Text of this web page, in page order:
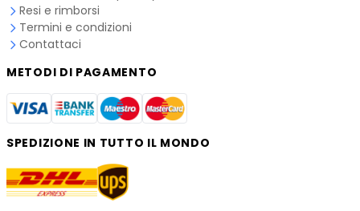
Resi e rimborsi
Termini e condizioni
Contattaci
METODI DI PAGAMENTO
SPEDIZIONE IN TUTTO IL MONDO